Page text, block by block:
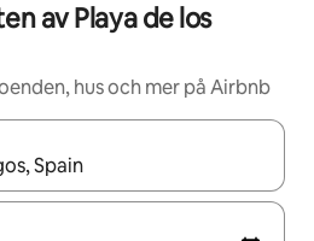
av Playa de los
hus och mer på Airbnb
kan du navigera med upp- och